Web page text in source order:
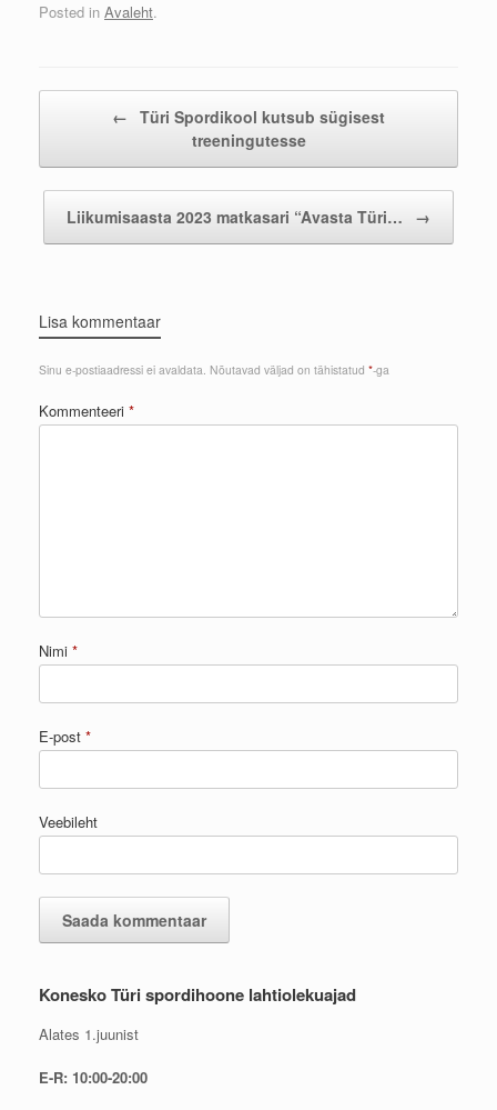
Posted in Avaleht.
← Türi Spordikool kutsub sügisest
treeningutesse
Liikumisaasta 2023 matkasari “Avasta Türi… →
Lisa kommentaar
Sinu e-postiaadressi ei avaldata. Nõutavad väljad on tähistatud *-ga
Kommenteeri *
Nimi *
E-post *
Veebileht
Konesko Türi spordihoone lahtiolekuajad
Alates 1.juunist
E-R: 10:00-20:00